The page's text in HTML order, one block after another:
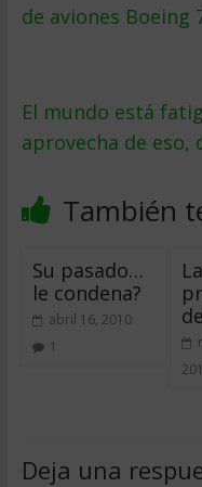
de aviones Boeing
El mundo está
aprovecha de eso,
También
Su pasado…
le condena?
abril 16, 2010
1
Deja una